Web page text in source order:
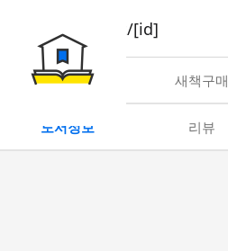
book/rent/[id]
대여 새책구매
도서정보 리뷰